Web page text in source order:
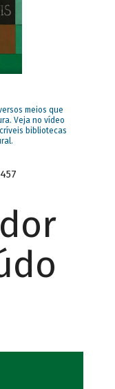
meios que
Veja no vídeo
bibliotecas